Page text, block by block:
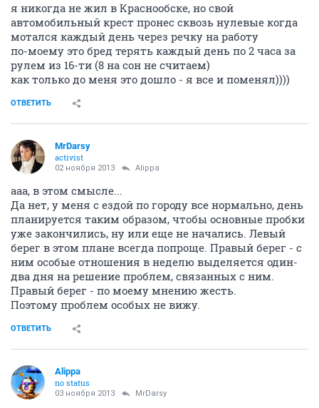
я никогда не жил в Краснообске, но свой
автомобильный крест пронес сквозь нулевые когда
мотался каждый день через речку на работу
по-моему это бред терять каждый день по 2 часа за
рулем из 16-ти (8 на сон не считаем)
как только до меня это дошло - я все и поменял))))
ОТВЕТИТЬ
MrDarsy
activist
02 ноября 2013 Alippa
ааа, в этом смысле...
Да нет, у меня с ездой по городу все нормально, день
планируется таким образом, чтобы основные пробки
уже закончились, ну или еще не начались. Левый
берег в этом плане всегда попроще. Правый берег - с
ним особые отношения в неделю выделяется один-
два дня на решение проблем, связанных с ним.
Правый берег - по моему мнению жесть.
Поэтому проблем особых не вижу.
ОТВЕТИТЬ
Alippa
no status
03 ноября 2013 MrDarsy